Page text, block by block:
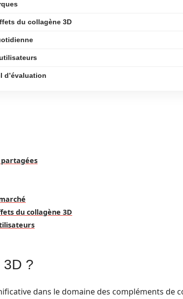
du collagène 3D
d’évaluation
partagées
du collagène 3D
3D ?
dans le domaine des compléments de